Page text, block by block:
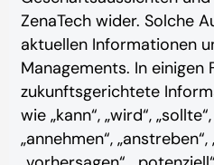
ZenaTech wider. Solche
aktuellen Informationen
Managements. In einigen
zukunftsgerichtete
wie „kann“, „wird“,
„annehmen“, „anstreben“,